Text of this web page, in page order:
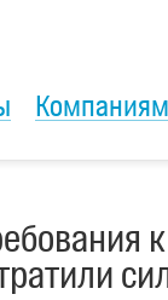
Компаниям